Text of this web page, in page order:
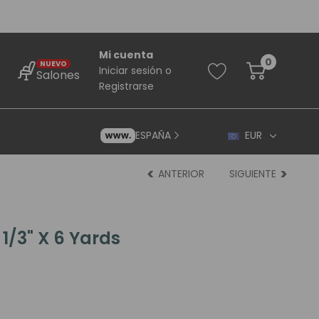
NUEVO
Salones
Mi cuenta
Iniciar sesión o
Registrarse
0
Principiantes
ESPAÑA EUR
ANTERIOR SIGUIENTE
3" X 6 Yards